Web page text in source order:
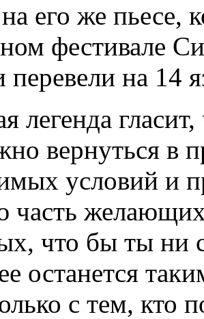
его же пьесе,
фестивале
перевели на 14
легенда
вернуться в
условий и
что бы ты ни
останется
с тем, кто